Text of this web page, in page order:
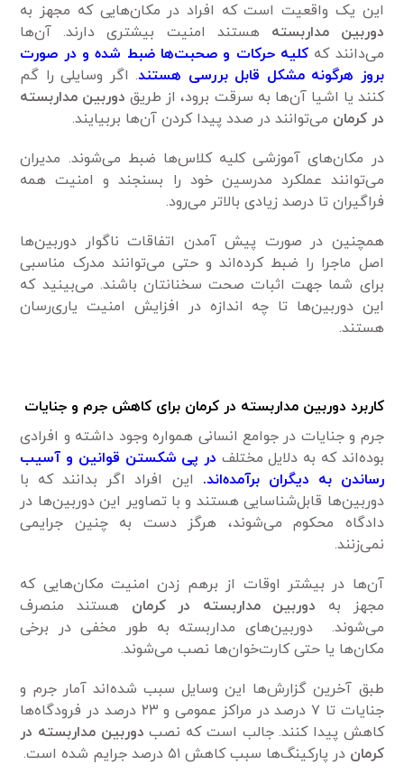
این یک واقعیت است که افراد در مکان‌هایی که مجهز به
دوربین مداربستههستند امنیت بیشتری دارند. آن‌ها
می‌دانند کهکلیه حرکات و صحبت‌ها ضبط شده و در صورت
بروز هرگونه مشکل قابل بررسی هستند. اگر وسایلی را گم
کنند یا اشیا آن‌ها به سرقت برود، از طریق دوربین مداربسته
در کرمان می‌توانند در صدد پیدا کردن آن‌ها بربیایند.
در مکان‌‌های آموزشی کلیه کلاس‌ها ضبط می‌شوند. مدیران
می‌توانند عملکرد مدرسین خود را بسنجند و امنیت همه
فراگیران تا درصد زیادی بالاتر می‌رود.
همچنین در صورت پیش آمدن اتفاقات ناگوار دوربین‌ها
اصل ماجرا را ضبط کرده‌اند و حتی می‌توانند مدرک مناسبی
برای شما جهت اثبات صحت سخنانتان باشند. می‌بینید که
این دوربین‌ها تا چه اندازه در افزایش امنیت یاری‌رسان
هستند.
کاربرد دوربین مداربسته در کرمان برای کاهش جرم و جنایات
جرم و جنایات در جوامع انسانی همواره وجود داشته و افرادی
بوده‌اند که به دلایل مختلف در پی شکستن قوانین و آسیب
رساندن به دیگران برآمده‌اند. این افراد اگر بدانند که با
دوربین‌ها قابل‌شناسایی هستند و با تصاویر این دوربین‌ها در
دادگاه محکوم می‌شوند، هرگز دست به چنین جرایمی
نمی‌زنند.
آن‌ها در بیشتر اوقات از برهم زدن امنیت مکان‌هایی که
مجهز به دوربین مداربسته در کرمان هستند منصرف
می‌شوند. دوربین‌های مداربسته به طور مخفی در برخی
مکان‌ها یا حتی کارت‌خوان‌ها نصب می‌شوند.
طبق آخرین گزارش‌ها این وسایل سبب شده‌اند آمار جرم و
جنایات تا ۷ درصد در مراکز عمومی و ۲۳ درصد در فرودگاه‌ها
کاهش پیدا کنند. جالب است که نصب دوربین مداربسته در
کرمان در پارکینگ‌ها سبب کاهش ۵۱ درصد جرایم شده است.